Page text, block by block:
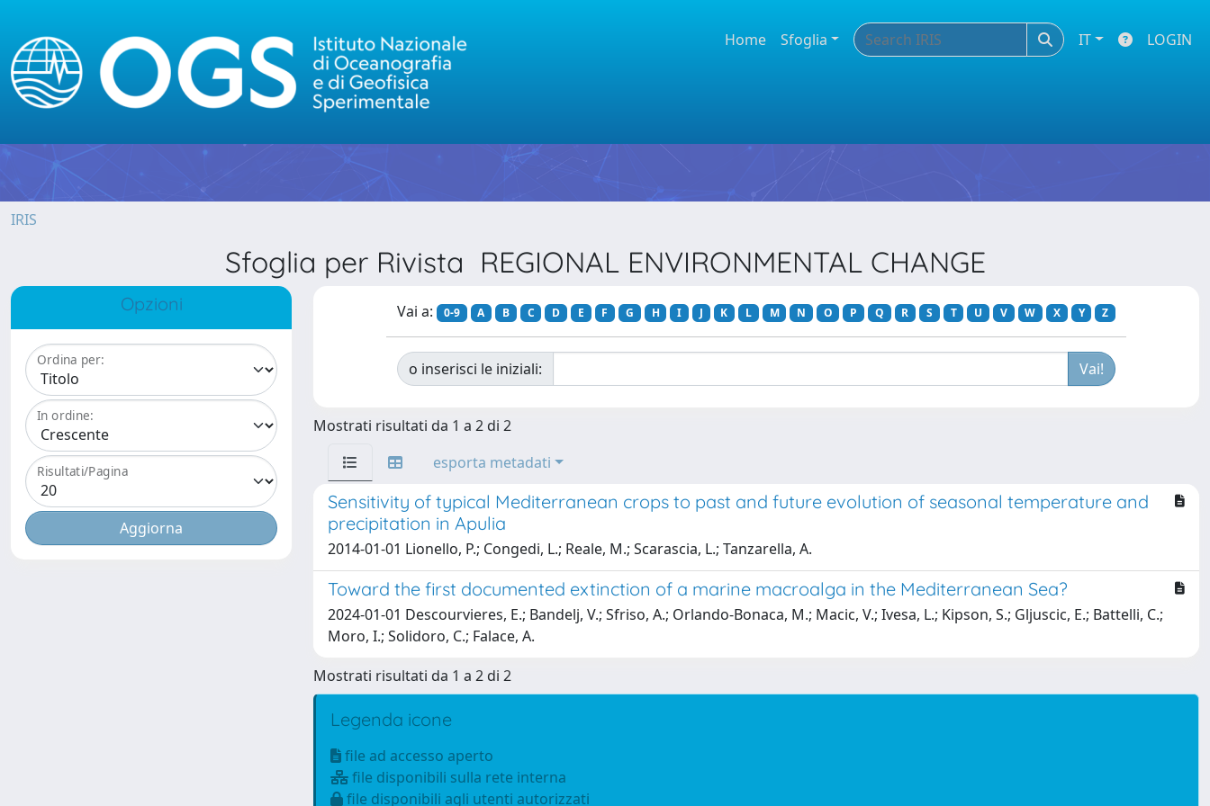
Home Sfoglia IT LOGIN
IRIS
Sfoglia per Rivista REGIONAL ENVIRONMENTAL CHANGE
Opzioni
Ordina per:
In ordine:
Risultati/Pagina
Vai a: 0-9 A B C D E F G H I J K L M N O P Q R S T U V W X Y Z
o inserisci le iniziali:
Mostrati risultati da 1 a 2 di 2
esporta metadati
Sensitivity of typical Mediterranean crops to past and future evolution of seasonal temperature and
precipitation in Apulia
2014-01-01 Lionello, P.; Congedi, L.; Reale, M.; Scarascia, L.; Tanzarella, A.
Toward the first documented extinction of a marine macroalga in the Mediterranean Sea?
2024-01-01 Descourvieres, E.; Bandelj, V.; Sfriso, A.; Orlando-Bonaca, M.; Macic, V.; Ivesa, L.; Kipson, S.; Gljuscic, E.; Battelli, C.;
Moro, I.; Solidoro, C.; Falace, A.
Mostrati risultati da 1 a 2 di 2
Legenda icone
file ad accesso aperto
file disponibili sulla rete interna
file disponibili agli utenti autorizzati